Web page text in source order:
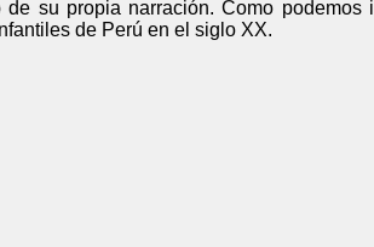
su propia narración. Como podemos
de Perú en el siglo XX.